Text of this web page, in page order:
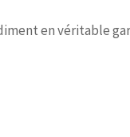
en véritable